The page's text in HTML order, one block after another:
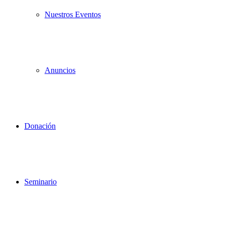
Nuestros Eventos
Anuncios
Donación
Seminario